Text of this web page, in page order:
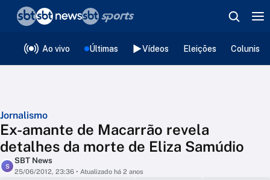
Ao vivo Últimas Vídeos Eleições
Jornalismo
Ex-amante de Macarrão revela
detalhes da morte de Eliza Samúdio
S
SBT News
25/06/2012, 23:36 • Atualizado há 2 anos
❮voltar
Editorias